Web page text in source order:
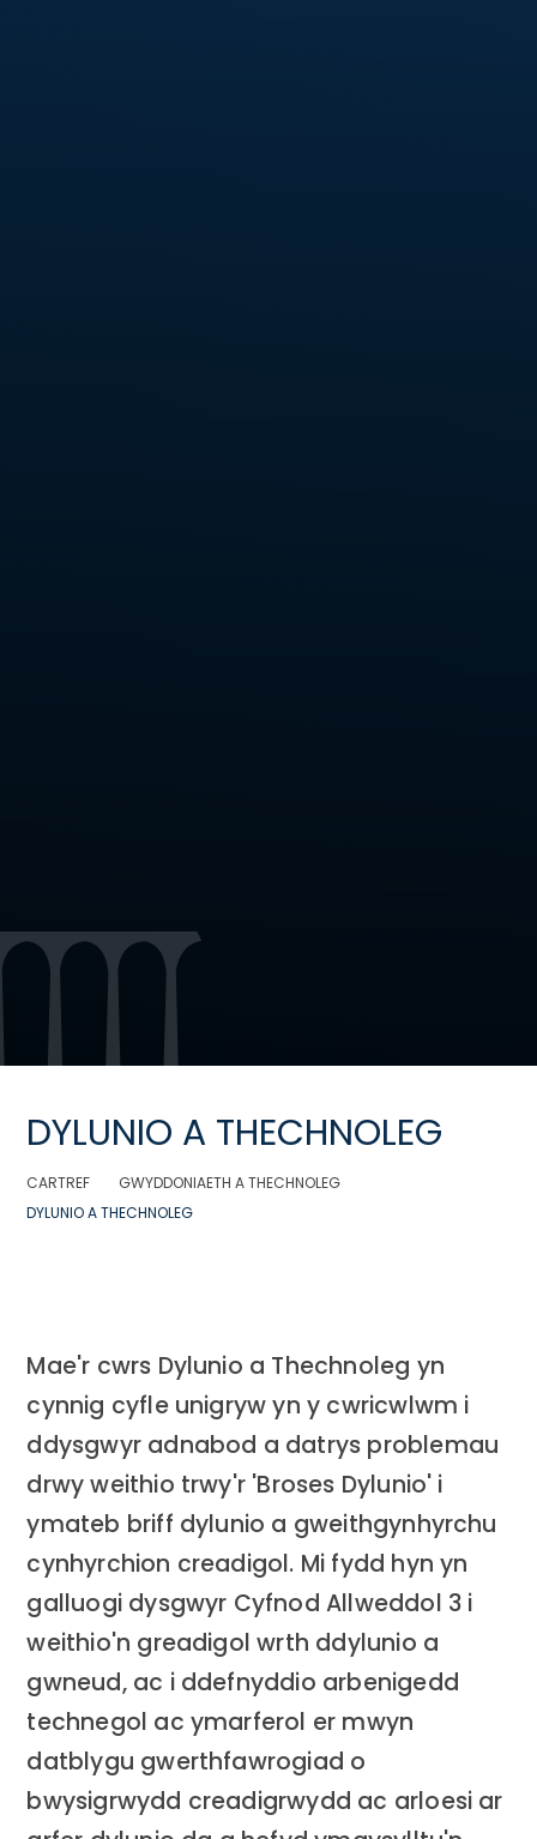
DYLUNIO A THECHNOLEG
CARTREF
GWYDDONIAETH A THECHNOLEG
DYLUNIO A THECHNOLEG
Mae'r cwrs Dylunio a Thechnoleg yn
cynnig cyfle unigryw yn y cwricwlwm i
ddysgwyr adnabod a datrys problemau
drwy weithio trwy'r 'Broses Dylunio' i
ymateb briff dylunio a gweithgynhyrchu
cynhyrchion creadigol. Mi fydd hyn yn
galluogi dysgwyr Cyfnod Allweddol 3 i
weithio'n greadigol wrth ddylunio a
gwneud, ac i ddefnyddio arbenigedd
technegol ac ymarferol er mwyn
datblygu gwerthfawrogiad o
bwysigrwydd creadigrwydd ac arloesi ar